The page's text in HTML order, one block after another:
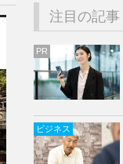
注目の記事
PR
ビジネス